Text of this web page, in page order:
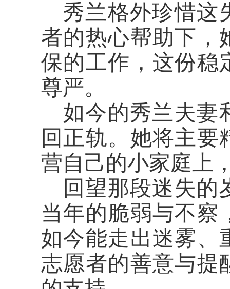
秀兰格外珍惜这
者的热心帮助下，
保的工作，这份稳
尊严。
如今的秀兰夫妻
回正轨。她将主要
营自己的小家庭上
回望那段迷失的
当年的脆弱与不察
如今能走出迷雾、
志愿者的善意与提